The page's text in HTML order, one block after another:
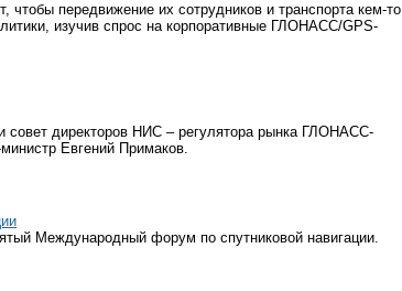
передвижение их сотрудников и транспорта кем-то
изучив спрос на корпоративные ГЛОНАСС/GPS-
директоров НИС – регулятора рынка ГЛОНАСС-
Евгений Примаков.
Международный форум по спутниковой навигации.